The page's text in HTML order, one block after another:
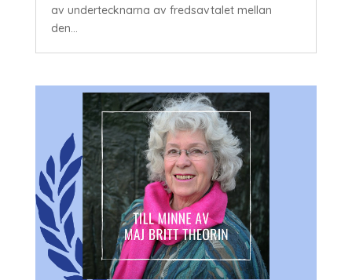
av undertecknarna av fredsavtalet mellan
den...